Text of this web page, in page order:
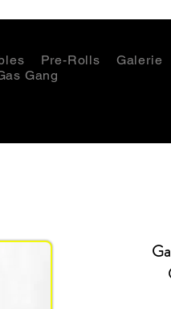
Pre-Rolls Galerie
Gang